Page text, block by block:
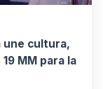
une cultura,
MM para la